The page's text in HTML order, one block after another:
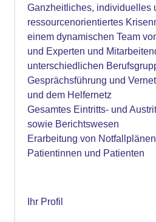
Ganzheitliches, individuelles
ressourcenorientiertes
einem dynamischen Team
und Experten und
unterschiedlichen
Gesprächsführung und
und dem Helfernetz
Gesamtes Eintritts- und
sowie Berichtswesen
Erarbeitung von
Patientinnen und Patienten
Ihr Profil